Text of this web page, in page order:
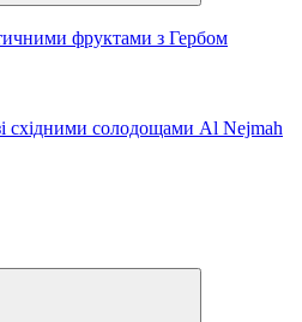
фруктами з Гербом